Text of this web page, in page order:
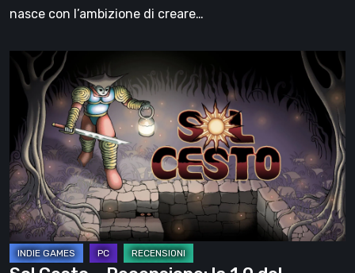
nasce con l’ambizione di creare…
Cesto
Recensione:
la
1.0
del
roguelite
di
Tambouille